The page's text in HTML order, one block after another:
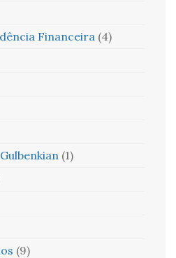
Financeira (4)
(1)
(9)